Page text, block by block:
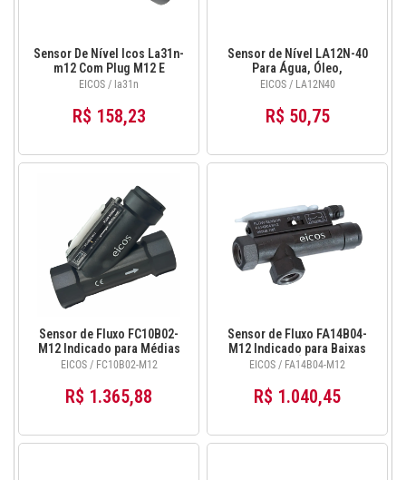
Sensor De Nível Icos La31n-
m12 Com Plug M12 E
Conexão 1 Npt -
EICOS / la31n
R$ 158,23
Sensor de Nível LA12N-40
Para Água, Óleo,
Combustíveis e
EICOS / LA12N40
R$ 50,75
Sensor de Fluxo FC10B02-
M12 Indicado para Médias
Vazões de Água - 1"G
EICOS / FC10B02-M12
R$ 1.365,88
Sensor de Fluxo FA14B04-
M12 Indicado para Baixas
Vazões de Óleo - 1/4"G
EICOS / FA14B04-M12
R$ 1.040,45